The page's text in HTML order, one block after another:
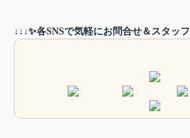
↓↓↓✨各SNSで気軽にお問合せ＆スタッ